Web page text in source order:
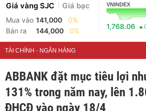
Giá vàng SJC Giá bạc
Mua vào 141,000
0%
Bán ra
144,000 0%
VNINDEX
1,768.06
TÀI CHÍNH - NGÂN HÀNG
ABBANK đặt mục tiêu lợi
131% trong năm nay, lên
ĐHCĐ vào ngày 18/4